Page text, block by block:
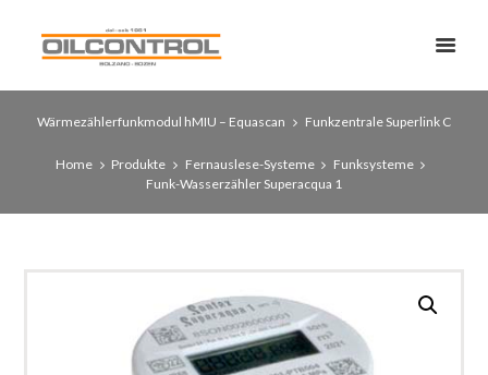
Wärmezählerfunkmodul hMIU – Equascan Funkzentrale Superlink C
Home Produkte Fernauslese-Systeme
Funksysteme
Funk-Wasserzähler Superacqua 1